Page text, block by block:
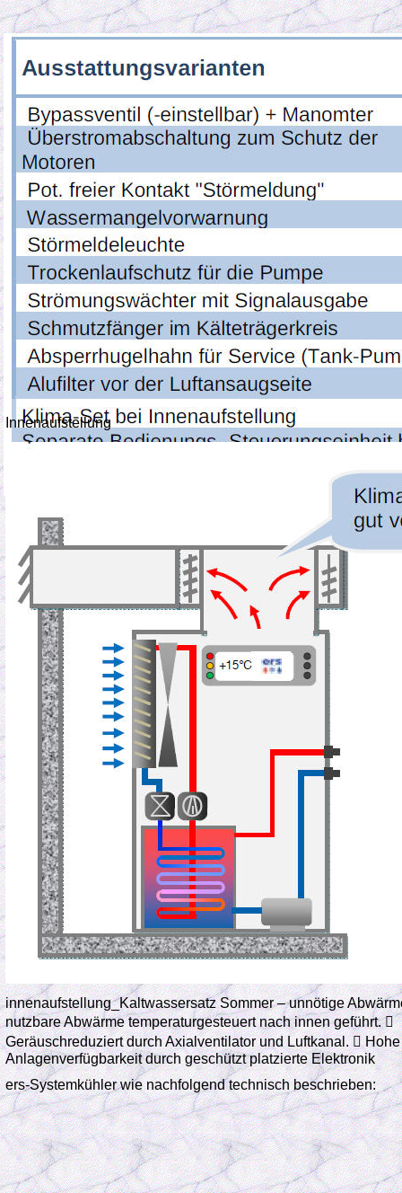
Innenaufstellung
innenaufstellung_KaltwassersatzSommer – unnötige
nutzbare Abwärme temperaturgesteuert nach innen geführt.
Geräuschreduziert durch Axialventilator und Luftkanal.Hohe
Anlagenverfügbarkeit durch geschützt platzierte Elektronik
ers-Systemkühler wie nachfolgend technisch beschrieben: